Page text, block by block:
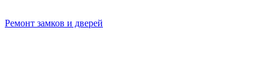
Ремонт замков и дверей